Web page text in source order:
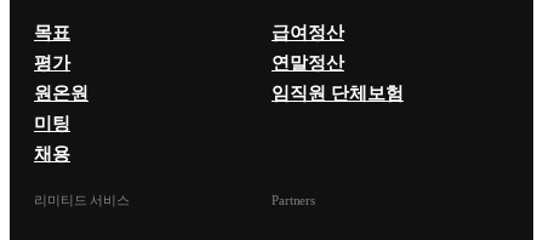
목표
평가
원온원
미팅
채용
급여정산
연말정산
임직원 단체보험
리미티드 서비스 Partners